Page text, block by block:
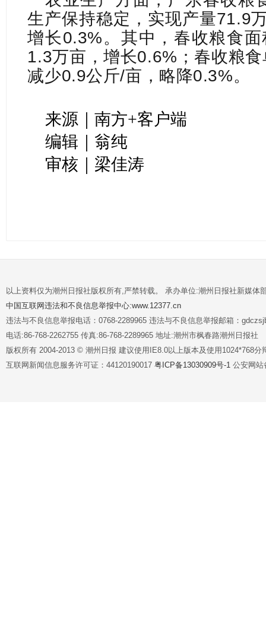
生产保持稳定，实现产量71.9
增长0.3%。其中，春收粮食
1.3万亩，增长0.6%；春收粮
减少0.9公斤/亩，略降0.3%。
来源｜南方+客户端
编辑｜翁纯
审核｜梁佳涛
以上资料仅为潮州日报社版权所有,严禁转载。 承办单位:潮州日报社新媒体
中国互联网违法和不良信息举报中心:www.12377.cn
违法与不良信息举报电话：0768-2289965 违法与不良信息举报邮箱：
电话:86-768-2262755 传真:86-768-2289965 地址:潮州市枫春路潮州日报社
版权所有 2004-2013 © 潮州日报 建议使用IE8.0以上版本及使用1024*768分
互联网新闻信息服务许可证：44120190017 粤ICP备13030909号-1 公安网站